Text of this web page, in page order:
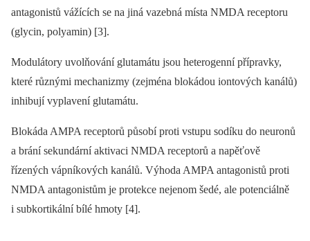
antagonistů vážících se na jiná vazebná místa NMDA receptoru
(glycin, polyamin) [3].
Modulátory uvolňování glutamátu jsou heterogenní přípravky,
které různými mechanizmy (zejména blokádou iontových kanálů)
inhibují vyplavení glutamátu.
Blokáda AMPA receptorů působí proti vstupu sodíku do neuronů
a brání sekundární aktivaci NMDA receptorů a napěťově
řízených vápníkových kanálů. Výhoda AMPA antagonistů proti
NMDA antagonistům je protekce nejenom šedé, ale potenciálně
i subkortikální bílé hmoty [4].